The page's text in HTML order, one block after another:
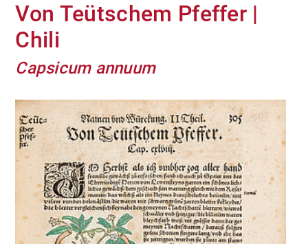
SUCHE
ÜBER
VERANSTALTUNGEN
AUSSTELLUNG
PUBLIKATIONEN
MEDIENECHO
KONTAKT
Von Teütschem Pfeffer |
Chili
Capsicum annuum